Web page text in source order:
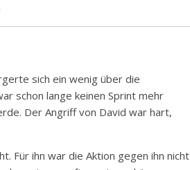
sich ein wenig über die
schon lange keinen Sprint mehr
Der Angriff von David war hart,
Für ihn war die Aktion gegen ihn nicht